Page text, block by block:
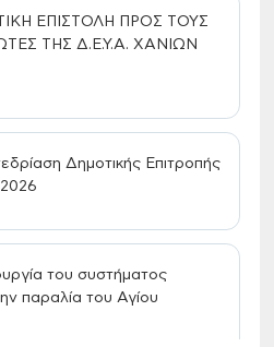
ΕΠΙΣΤΟΛΗ ΠΡΟΣ ΤΟΥΣ
ΤΗΣ Δ.Ε.Υ.Α. ΧΑΝΙΩΝ
Δημοτικής Επιτροπής
του συστήματος
παραλία του Αγίου